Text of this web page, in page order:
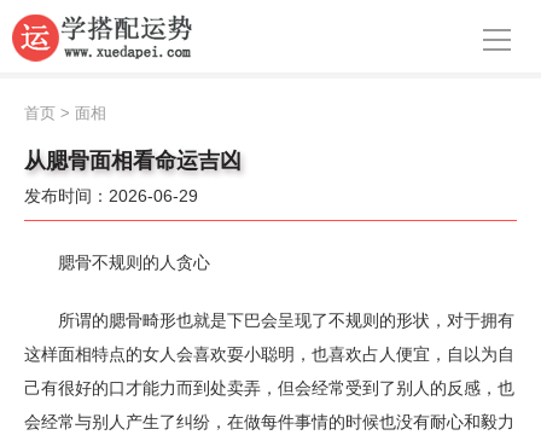
导航
周公解梦
生肖运势
八字算命
面相
风水
名字
首页 > 面相
从腮骨面相看命运吉凶
发布时间：2026-06-29
腮骨不规则的人贪心
所谓的腮骨畸形也就是下巴会呈现了不规则的形状，对于拥有
这样面相特点的女人会喜欢耍小聪明，也喜欢占人便宜，自以为自
己有很好的口才能力而到处卖弄，但会经常受到了别人的反感，也
会经常与别人产生了纠纷，在做每件事情的时候也没有耐心和毅力